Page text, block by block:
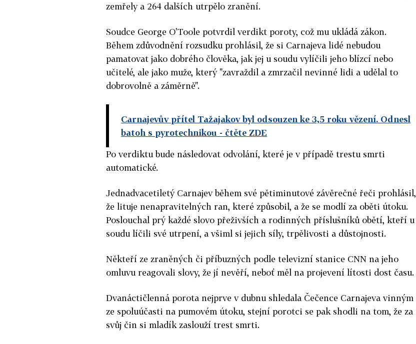
zemřely a 264 dalších utrpělo zranění.
Soudce George O'Toole potvrdil verdikt poroty, což mu ukládá zákon.
Během zdůvodnění rozsudku prohlásil, že si Carnajeva lidé nebudou
pamatovat jako dobrého člověka, jak jej u soudu vylíčili jeho blízcí nebo
učitelé, ale jako muže, který "zavraždil a zmrzačil nevinné lidi a udělal to
dobrovolně a záměrně".
Carnajevův přítel Tažajakov byl odsouzen ke 3,5 roku vězení. Odnesl
batoh s pyrotechnikou - čtěte ZDE
Po verdiktu bude následovat odvolání, které je v případě trestu smrti
automatické.
Jednadvacetiletý Carnajev během své pětiminutové závěrečné řeči prohlásil,
že lituje nenapravitelných ran, které způsobil, a že se modlí za oběti útoku.
Poslouchal prý každé slovo přeživších a rodinných příslušníků obětí, kteří u
soudu líčili své utrpení, a všiml si jejich síly, trpělivosti a důstojnosti.
Někteří ze zraněných či příbuzných podle televizní stanice CNN na jeho
omluvu reagovali slovy, že jí nevěří, neboť měl na projevení lítosti dost času.
Dvanáctičlenná porota nejprve v dubnu shledala Čečence Carnajeva vinným
ze spoluúčasti na pumovém útoku, stejní porotci se pak shodli na tom, že za
svůj čin si mladík zaslouží trest smrti.